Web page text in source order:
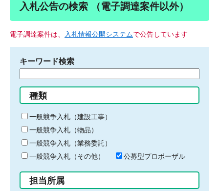
入札公告の検索 （電子調達案件以外）
電子調達案件は、 入札情報公開システムで公告しています
キーワード検索
る
キ
ー
ワ
ー
ド
入
力
種類
一般競争入札（建設工事）
一般競争入札（物品）
一般競争入札（業務委託）
一般競争入札（その他）
公募型プロポーザル
担当所属